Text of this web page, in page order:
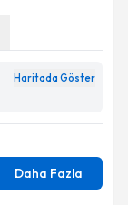
Haritada Göster
Daha Fazla